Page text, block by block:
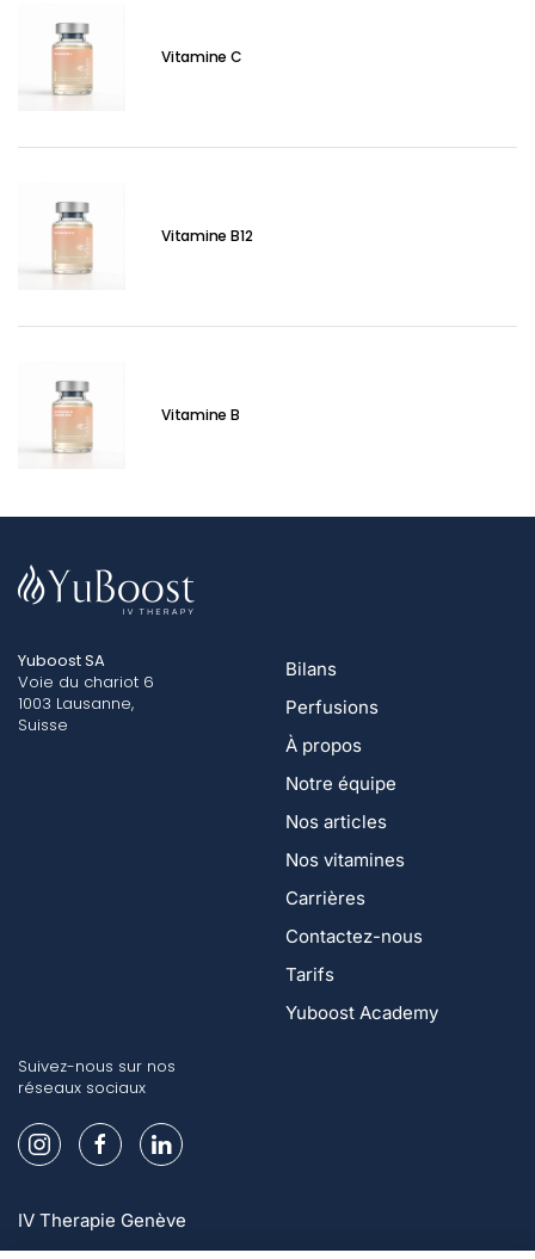
Vitamine C
Vitamine B12
Vitamine B
Yuboost SA
Voie du chariot 6
1003 Lausanne,
Suisse
Bilans
Perfusions
À propos
Notre équipe
Nos articles
Nos vitamines
Carrières
Contactez-nous
Tarifs
Yuboost Academy
Suivez-nous sur nos
réseaux sociaux
IV Therapie Genève